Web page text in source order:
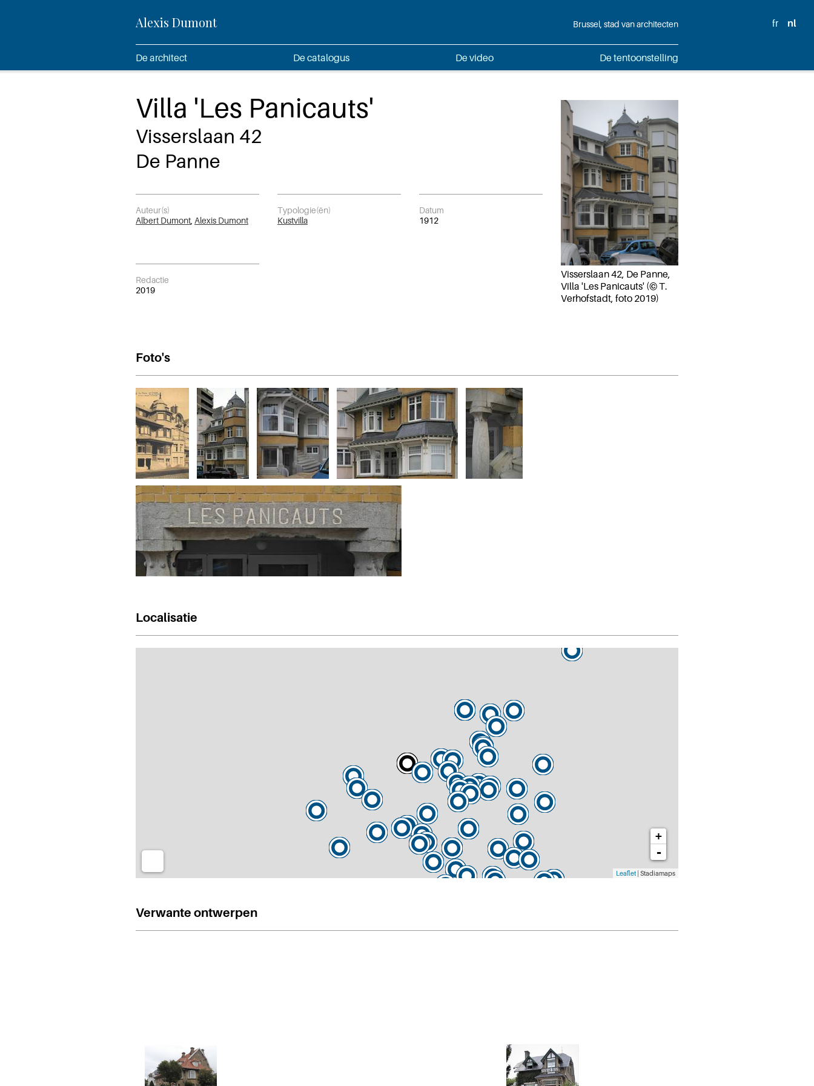
Alexis Dumont Brussel, stad van architecten
De architect De catalogus De video De tentoonstelling
fr nl
Villa 'Les Panicauts'
Visserslaan 42
De Panne
Auteur(s)
Albert Dumont Alexis Dumont
Typologie(ën)
Kustvilla
Datum
1912
Redactie
2019
Visserslaan 42, De Panne,
Villa 'Les Panicauts' (© T.
Verhofstadt, foto 2019)
Foto's
Localisatie
+
-
Leaflet | Stadiamaps
Verwante ontwerpen